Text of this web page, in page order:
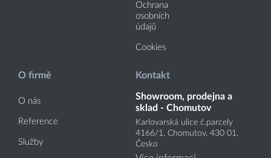
Ochrana
osobních
údajů
Cookies
O firmě
O nás
Reference
Služby
Kontakt
Showroom, prodejna a
sklad - Chomutov
Karlovarská ulice č.parcely
4166/1, Chomutov, 430 01,
Česko